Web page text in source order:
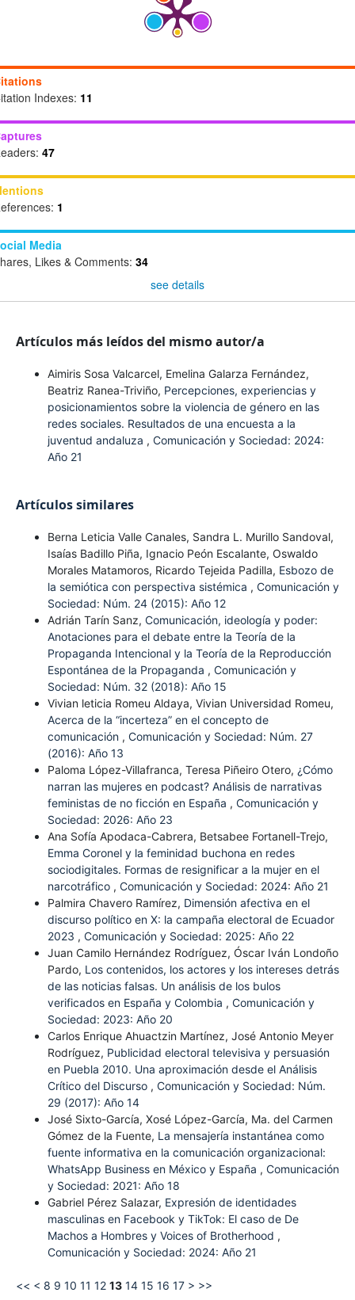
Indexes: 11
47
1
Media
Likes & Comments: 34
see details
Artículos más leídos del mismo autor/a
Aimiris Sosa Valcarcel, Emelina Galarza Fernández,
Beatriz Ranea-Triviño, Percepciones, experiencias y
posicionamientos sobre la violencia de género en las
redes sociales. Resultados de una encuesta a la
juventud andaluza , Comunicación y Sociedad: 2024:
Año 21
Artículos similares
Berna Leticia Valle Canales, Sandra L. Murillo Sandoval,
Isaías Badillo Piña, Ignacio Peón Escalante, Oswaldo
Morales Matamoros, Ricardo Tejeida Padilla, Esbozo de
la semiótica con perspectiva sistémica , Comunicación y
Sociedad: Núm. 24 (2015): Año 12
Adrián Tarín Sanz, Comunicación, ideología y poder:
Anotaciones para el debate entre la Teoría de la
Propaganda Intencional y la Teoría de la Reproducción
Espontánea de la Propaganda , Comunicación y
Sociedad: Núm. 32 (2018): Año 15
Vivian leticia Romeu Aldaya, Vivian Universidad Romeu,
Acerca de la “incerteza” en el concepto de
comunicación , Comunicación y Sociedad: Núm. 27
(2016): Año 13
Paloma López-Villafranca, Teresa Piñeiro Otero, ¿Cómo
narran las mujeres en podcast? Análisis de narrativas
feministas de no ficción en España , Comunicación y
Sociedad: 2026: Año 23
Ana Sofía Apodaca-Cabrera, Betsabee Fortanell-Trejo,
Emma Coronel y la feminidad buchona en redes
sociodigitales. Formas de resignificar a la mujer en el
narcotráfico , Comunicación y Sociedad: 2024: Año 21
Palmira Chavero Ramírez, Dimensión afectiva en el
discurso político en X: la campaña electoral de Ecuador
2023 , Comunicación y Sociedad: 2025: Año 22
Juan Camilo Hernández Rodríguez, Óscar Iván Londoño
Pardo, Los contenidos, los actores y los intereses detrás
de las noticias falsas. Un análisis de los bulos
verificados en España y Colombia , Comunicación y
Sociedad: 2023: Año 20
Carlos Enrique Ahuactzin Martínez, José Antonio Meyer
Rodríguez, Publicidad electoral televisiva y persuasión
en Puebla 2010. Una aproximación desde el Análisis
Crítico del Discurso , Comunicación y Sociedad: Núm.
29 (2017): Año 14
José Sixto-García, Xosé López-García, Ma. del Carmen
Gómez de la Fuente, La mensajería instantánea como
fuente informativa en la comunicación organizacional:
WhatsApp Business en México y España , Comunicación
y Sociedad: 2021: Año 18
Gabriel Pérez Salazar, Expresión de identidades
masculinas en Facebook y TikTok: El caso de De
Machos a Hombres y Voices of Brotherhood ,
Comunicación y Sociedad: 2024: Año 21
<< < 8 9 10 11 12 13 14 15 16 17 > >>